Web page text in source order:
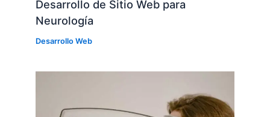
Desarrollo de Sitio Web para
Neurología
Desarrollo Web